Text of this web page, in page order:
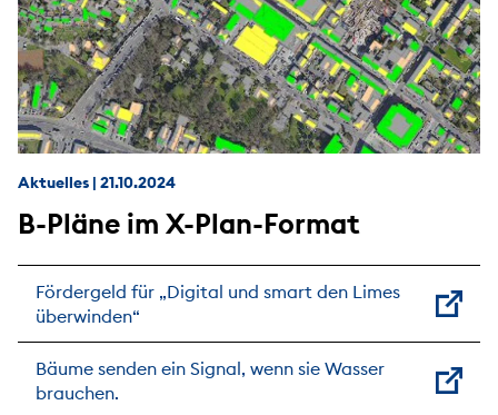
Aktuelles | 21.10.2024
B-Pläne im X-Plan-Format
Fördergeld für „Digital und smart den Limes
überwinden“
Bäume senden ein Signal, wenn sie Wasser
brauchen.